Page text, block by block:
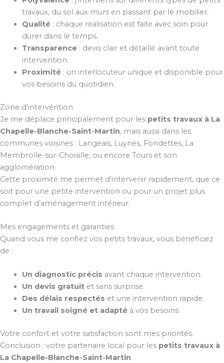
travaux, du sol aux murs en passant par le mobilier.
Qualité: chaque réalisation est faite avec soin pour
durer dans le temps.
Transparence: devis clair et détaillé avant toute
intervention.
Proximité: un interlocuteur unique et disponible pour
vos besoins du quotidien.
Zone d’intervention
Je me déplace principalement pour les petits travaux à La
Chapelle-Blanche-Saint-Martin, mais aussi dans les
communes voisines : Langeais, Luynes, Fondettes, La
Membrolle-sur-Choisille, ou encore Tours et son
agglomération.
Cette proximité me permet d’intervenir rapidement, que ce
soit pour une petite intervention ou pour un projet plus
complet d’aménagement intérieur.
Mes engagements et garanties
Quand vous me confiez vos petits travaux, vous bénéficiez
de :
Un diagnostic précis avant chaque intervention.
Un devis gratuitet sans surprise.
Des délais respectés et une intervention rapide.
Un travail soigné et adaptéà vos besoins.
Votre confort et votre satisfaction sont mes priorités.
Conclusion : votre partenaire local pour les petits travaux à
La Chapelle-Blanche-Saint-Martin